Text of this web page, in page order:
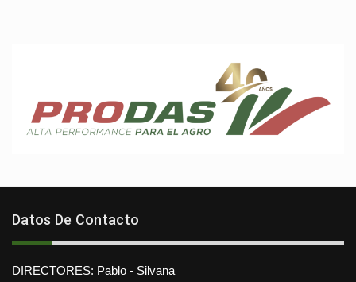
Datos De Contacto
DIRECTORES: Pablo - Silvana